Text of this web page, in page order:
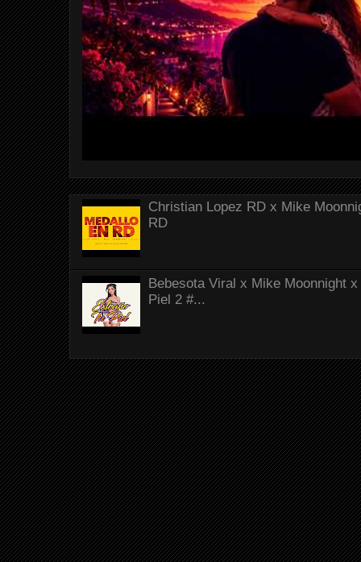
Christian Lopez RD x Mike
RD
Bebesota Viral x Mike Moonnight
Piel 2 #...